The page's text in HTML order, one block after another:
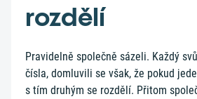
rozdělí
Pravidelně společně sázeli. Každý
čísla, domluvili se však, že pokud
s tím druhým se rozdělí. Přitom